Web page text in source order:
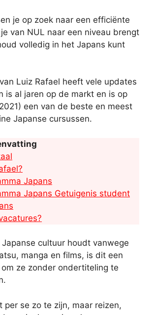
e
s
t
b
k
L
k
n
je op zoek naar een efficiënte
van NUL naar een niveau brengt
volledig in het Japans kunt
Luiz Rafael heeft vele updates
is al jaren op de markt en is op
een van de beste en meest
Japanse cursussen.
Japans
Japans Getuigenis student
cultuur houdt vanwege
manga en films, is dit een
ze zonder ondertiteling te
per se zo te zijn, maar reizen,